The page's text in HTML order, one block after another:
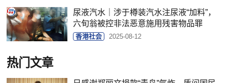
尿液汽水｜涉于樽装汽水注尿液“加料”，
六旬翁被控非法恶意施用残害物品罪
香港社会 2025-08-12
热门文章